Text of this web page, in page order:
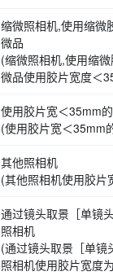
缩微照相机,使用缩微
微品
(缩微照相机,使用缩
微品使用胶片宽度＜
使用胶片宽＜35mm
(使用胶片宽＜35mm
其他照相机
(其他照相机使用胶片
通过镜头取景［单镜
照相机
(通过镜头取景［单镜
照相机使用胶片宽度